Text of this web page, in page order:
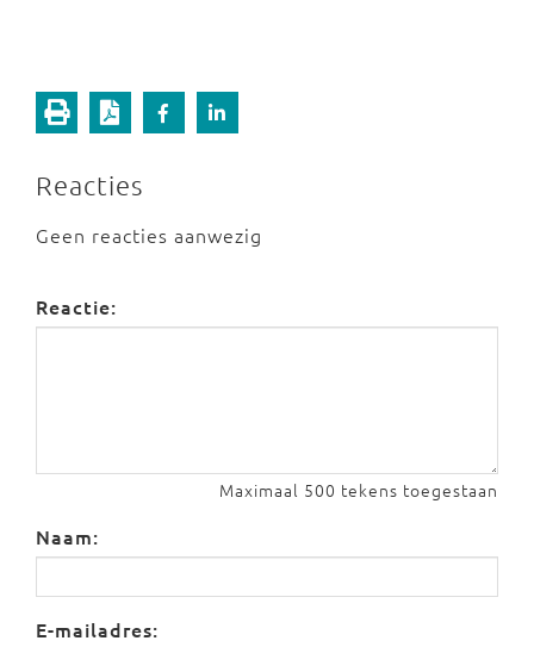
Reacties
Geen reacties aanwezig
Reactie:
Maximaal 500 tekens toegestaan
Naam:
E-mailadres: